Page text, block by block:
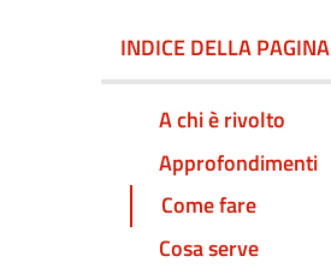
INDICE DELLA PAGINA
A chi è rivolto
Approfondimenti
Come fare
Cosa serve